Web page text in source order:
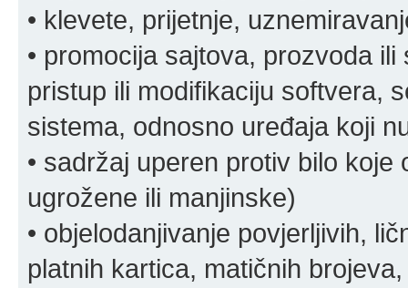
• klevete, prijetnje,
• promocija sajtova, prozvoda
pristup ili modifikaciju softvera,
sistema, odnosno uređaja koji
• sadržaj uperen protiv bilo
ugrožene ili manjinske)
• objelodanjivanje povjerljivih,
platnih kartica, matičnih